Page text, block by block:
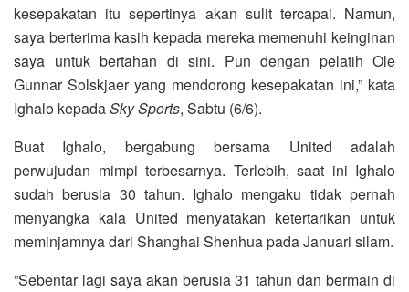
kesepakatan itu sepertinya akan sulit tercapai. Namun,
saya berterima kasih kepada mereka memenuhi keinginan
saya untuk bertahan di sini. Pun dengan pelatih Ole
Gunnar Solskjaer yang mendorong kesepakatan ini,” kata
Ighalo kepadaSky Sports, Sabtu (6/6).
Buat Ighalo, bergabung bersama United adalah
perwujudan mimpi terbesarnya. Terlebih, saat ini Ighalo
sudah berusia 30 tahun. Ighalo mengaku tidak pernah
menyangka kala United menyatakan ketertarikan untuk
meminjamnya dari Shanghai Shenhua pada Januari silam.
”Sebentar lagi saya akan berusia 31 tahun dan bermain di